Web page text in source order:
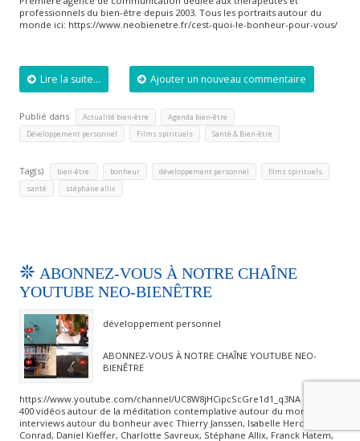
professionnels du bien-être depuis 2003. Tous les portraits autour du
monde ici: https://www.neobienetre.fr/cest-quoi-le-bonheur-pour-vous/
Lire la suite... Ajouter un nouveau commentaire
Publié dans Actualité bien-être Agenda bien-être
Développement personnel Films spirituels Santé & Bien-être
Tag(s) bien-être. bonheur développement personnel films spirituels
santé stéphane allix
ABONNEZ-VOUS À NOTRE CHAÎNE
YOUTUBE NEO-BIENÊTRE
développement personnel
ABONNEZ-VOUS À NOTRE CHAÎNE YOUTUBE NEO-
BIENÊTRE
https://www.youtube.com/channel/UC8W8jHCipcScGre1d1_q3NA Plus de
400 vidéos autour de la méditation contemplative autour du monde, des
interviews autour du bonheur avec Thierry Janssen, Isabelle Hercelin,
Conrad, Daniel Kieffer, Charlotte Savreux, Stéphane Allix, Franck Hatem,